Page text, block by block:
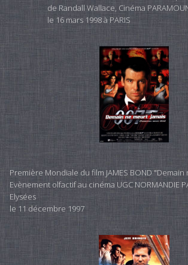
de Randall Wallace, Cinéma
le 16 mars 1998 à PARIS
Première Mondiale du film JAMES BOND "Demain
Evènement olfactif au cinéma UGC NORMANDIE
Elysées
le 11 décembre 1997